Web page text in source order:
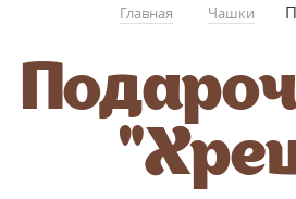
Главная Чашки